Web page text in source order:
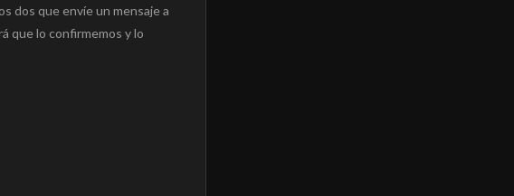
dos que enví­e un mensaje a
que lo confirmemos y lo